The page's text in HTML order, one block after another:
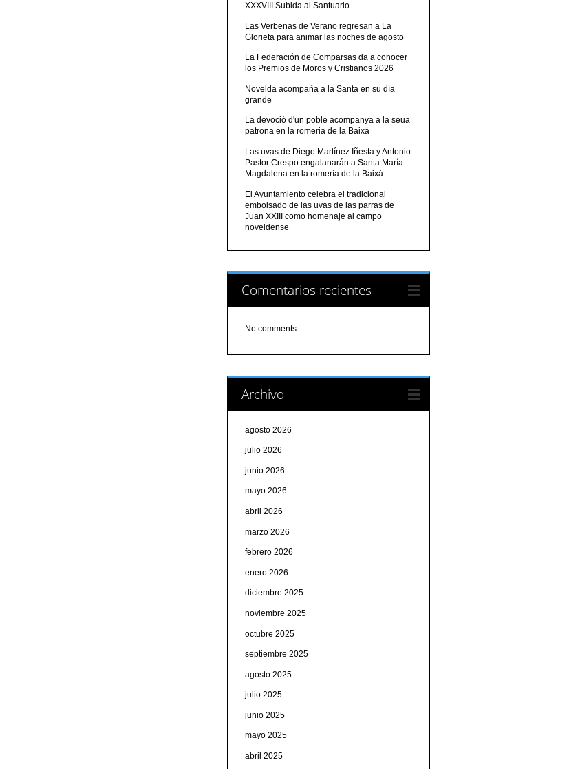
XXXVIII Subida al Santuario
Las Verbenas de Verano regresan a La
Glorieta para animar las noches de agosto
La Federación de Comparsas da a conocer
los Premios de Moros y Cristianos 2026
Novelda acompaña a la Santa en su día
grande
La devoció d'un poble acompanya a la seua
patrona en la romeria de la Baixà
Las uvas de Diego Martínez Iñesta y Antonio
Pastor Crespo engalanarán a Santa María
Magdalena en la romería de la Baixà
El Ayuntamiento celebra el tradicional
embolsado de las uvas de las parras de
Juan XXIII como homenaje al campo
noveldense
Comentarios recientes
No comments.
Archivo
agosto 2026
julio 2026
junio 2026
mayo 2026
abril 2026
marzo 2026
febrero 2026
enero 2026
diciembre 2025
noviembre 2025
octubre 2025
septiembre 2025
agosto 2025
julio 2025
junio 2025
mayo 2025
abril 2025